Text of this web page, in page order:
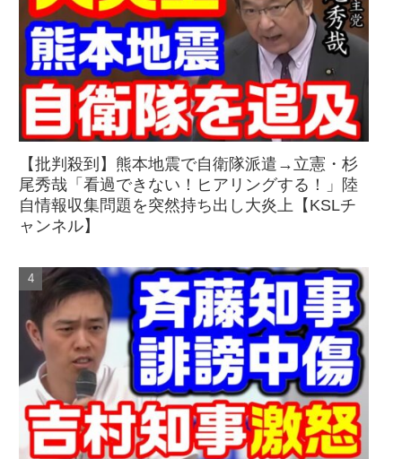
【批判殺到】熊本地震で自衛隊派遣→立憲・杉
尾秀哉「看過できない！ヒアリングする！」陸
自情報収集問題を突然持ち出し大炎上【KSLチ
ャンネル】